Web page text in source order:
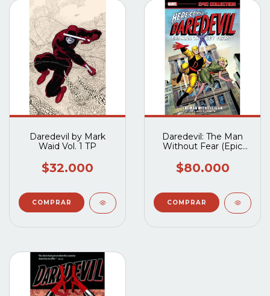
Daredevil by Mark
Waid Vol. 1 TP
$32.000
Daredevil: The Man
Without Fear (Epic
$80.000